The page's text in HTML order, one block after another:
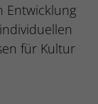
Entwicklung
für Kultur